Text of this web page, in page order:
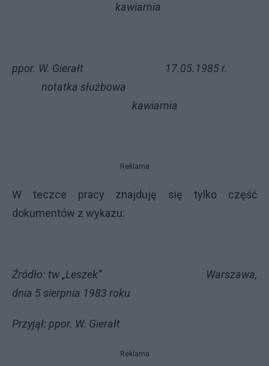
kawiarnia
ppor. W. Gierałt 17.05.1985 r.
notatka służbowa
kawiarnia
Reklama
W teczce pracy znajduję się tylko część
dokumentów z wykazu:
Źródło: tw „Leszek” Warszawa,
dnia 5 sierpnia 1983 roku
Przyjął: ppor. W. Gierałt
Reklama